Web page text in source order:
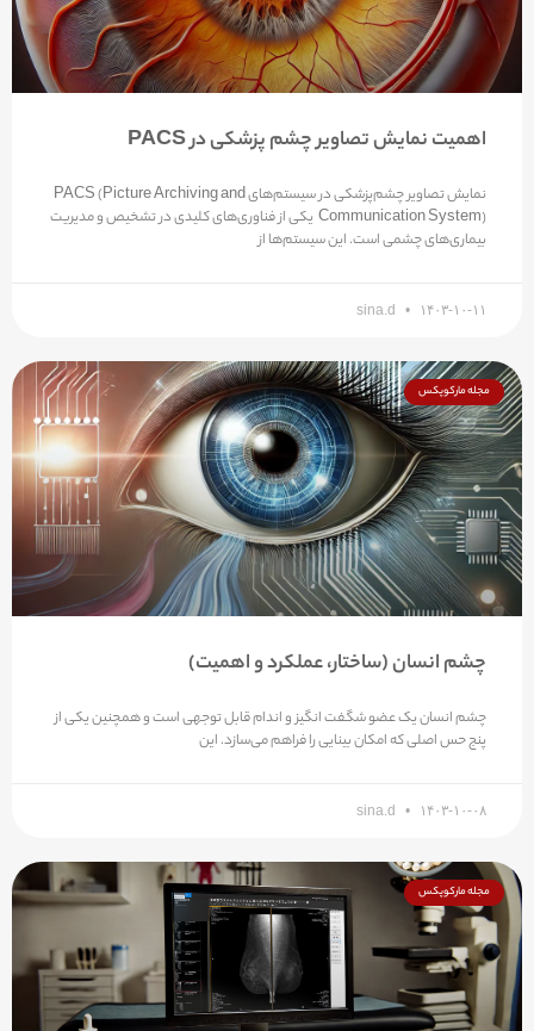
اهمیت نمایش تصاویر چشم پزشکی در PACS
نمایش تصاویر چشم‌پزشکی در سیستم‌های PACS (Picture Archiving and
Communication System) یکی از فناوری‌های کلیدی در تشخیص و مدیریت
بیماری‌های چشمی است. این سیستم‌ها از
sina.d ۱۴۰۳-۱۰-۱۱
مجله مارکوپکس
چشم انسان (ساختار، عملکرد و اهمیت)
چشم انسان یک عضو شگفت انگیز و اندام قابل توجهی است و همچنین یکی از
پنج حس اصلی که امکان بینایی را فراهم می‌سازد. این
sina.d ۱۴۰۳-۱۰-۰۸
مجله مارکوپکس